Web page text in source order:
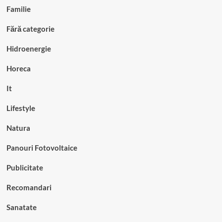
Familie
Fără categorie
Hidroenergie
Horeca
It
Lifestyle
Natura
Panouri Fotovoltaice
Publicitate
Recomandari
Sanatate